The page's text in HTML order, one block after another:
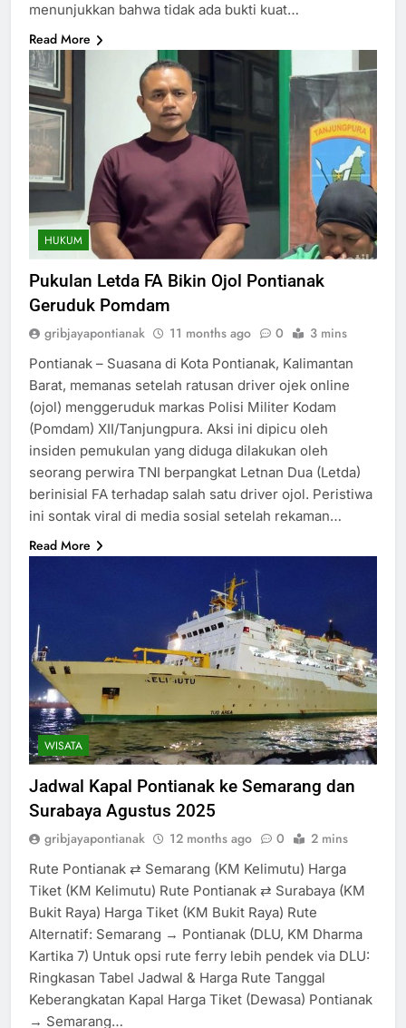
menunjukkan bahwa tidak ada bukti kuat…
Read More
HUKUM
Pukulan Letda FA Bikin Ojol Pontianak
Geruduk Pomdam
gribjayapontianak 11 months ago 0 3 mins
Pontianak – Suasana di Kota Pontianak, Kalimantan
Barat, memanas setelah ratusan driver ojek online
(ojol) menggeruduk markas Polisi Militer Kodam
(Pomdam) XII/Tanjungpura. Aksi ini dipicu oleh
insiden pemukulan yang diduga dilakukan oleh
seorang perwira TNI berpangkat Letnan Dua (Letda)
berinisial FA terhadap salah satu driver ojol. Peristiwa
ini sontak viral di media sosial setelah rekaman…
Read More
WISATA
Jadwal Kapal Pontianak ke Semarang dan
Surabaya Agustus 2025
gribjayapontianak 12 months ago 0 2 mins
Rute Pontianak ⇄ Semarang (KM Kelimutu) Harga
Tiket (KM Kelimutu) Rute Pontianak ⇄ Surabaya (KM
Bukit Raya) Harga Tiket (KM Bukit Raya) Rute
Alternatif: Semarang → Pontianak (DLU, KM Dharma
Kartika 7) Untuk opsi rute ferry lebih pendek via DLU:
Ringkasan Tabel Jadwal & Harga Rute Tanggal
Keberangkatan Kapal Harga Tiket (Dewasa) Pontianak
→ Semarang…